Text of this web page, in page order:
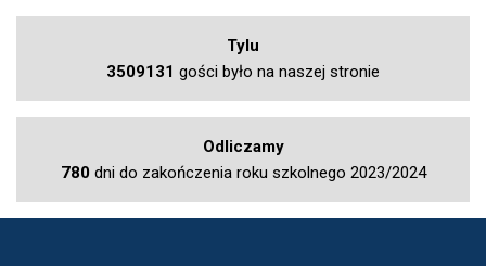
Tylu
3509131 gości było na naszej stronie
Odliczamy
780dni do zakończenia roku szkolnego 2023/2024